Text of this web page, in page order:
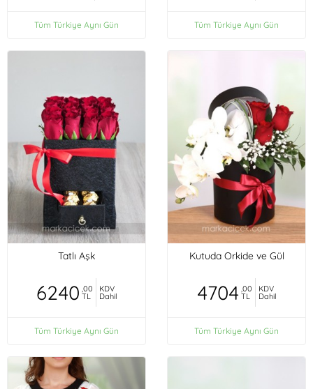
Tüm Türkiye Aynı Gün Tüm Türkiye Aynı Gün
Tatlı Aşk
6240 ,00
TL
KDV
Dahil
Tüm Türkiye Aynı Gün
Kutuda Orkide ve Gül
4704 ,00
TL
KDV
Dahil
Tüm Türkiye Aynı Gün